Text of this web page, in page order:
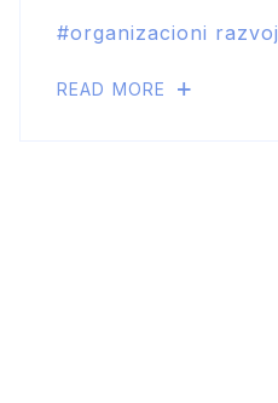
organizacioni razvoj
READ MORE